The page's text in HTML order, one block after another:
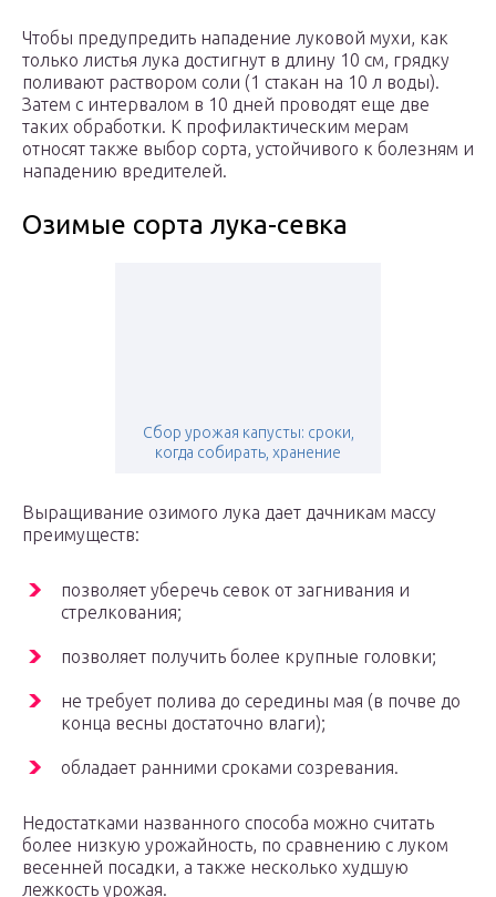
Чтобы предупредить нападение луковой мухи, как
только листья лука достигнут в длину 10 см, грядку
поливают раствором соли (1 стакан на 10 л воды).
Затем с интервалом в 10 дней проводят еще две
таких обработки. К профилактическим мерам
относят также выбор сорта, устойчивого к болезням и
нападению вредителей.
Озимые сорта лука-севка
Сбор урожая капусты: сроки,
когда собирать, хранение
Выращивание озимого лука дает дачникам массу
преимуществ:
позволяет уберечь севок от загнивания и
стрелкования;
позволяет получить более крупные головки;
не требует полива до середины мая (в почве до
конца весны достаточно влаги);
обладает ранними сроками созревания.
Недостатками названного способа можно считать
более низкую урожайность, по сравнению с луком
весенней посадки, а также несколько худшую
лежкость урожая.